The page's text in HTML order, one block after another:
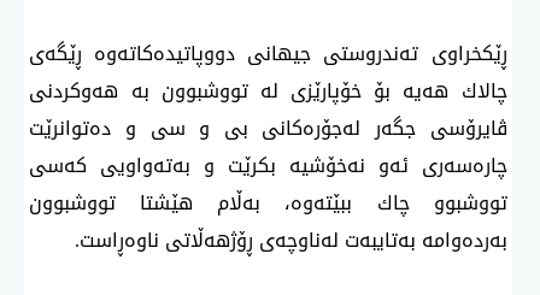
ڕێكخراوی تەندروستی جیهانی دووپاتیدەكاتەوە ڕێگەی
چالاك هەیە بۆ خۆپارێزی لە تووشبوون بە هەوكردنی
ڤایرۆسی جگەر لەجۆرەكانی بی و سی و دەتوانرێت
چارەسەری ئەو نەخۆشیە بكرێت و بەتەواویی كەسی
تووشبوو چاك ببێتەوە، بەڵام هێشتا تووشبوون
بەردەوامە بەتایبەت لەناوچەی ڕۆژهەڵاتی ناوەڕاست.